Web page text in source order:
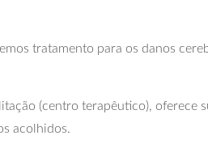
tratamento para os danos
(centro terapêutico), oferece
acolhidos.